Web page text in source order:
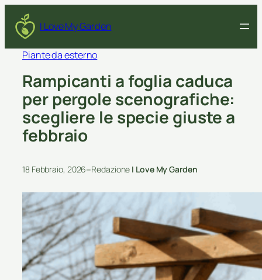
I Love My Garden
Piante da esterno
Rampicanti a foglia caduca
per pergole scenografiche:
scegliere le specie giuste a
febbraio
18 Febbraio, 2026–Redazione I Love My Garden